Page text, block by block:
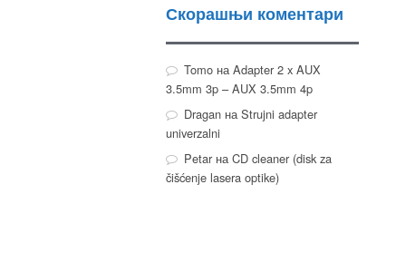
Скорашњи коментари
Tomo наAdapter 2 x AUX
3.5mm 3p – AUX 3.5mm 4p
Dragan наStrujni adapter
univerzalni
Petar наCD cleaner (disk za
čišćenje lasera optike)